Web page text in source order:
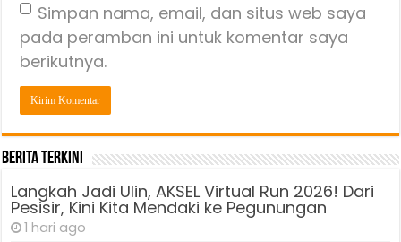
Simpan nama, email, dan situs web saya
pada peramban ini untuk komentar saya
berikutnya.
Berita Terkini
Langkah Jadi Ulin, AKSEL Virtual Run 2026! Dari
Pesisir, Kini Kita Mendaki ke Pegunungan
1 hari ago